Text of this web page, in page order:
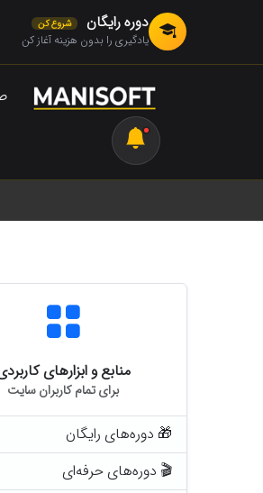
دوره رایگان شروع کن
یادگیری را بدون هزینه آغاز کن
منابع و ابزارهای
برای تمام کاربران سایت
🎁 دوره‌های رایگان
🎬 دوره‌های حرفه‌ای